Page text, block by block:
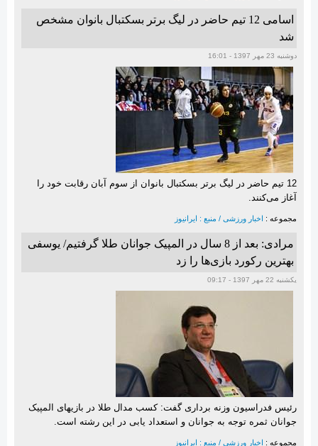
اسامی 12 تیم حاضر در لیگ برتر بسکتبال بانوان مشخص
شد
دوشنبه 23 مهر 1397 - 16:01
12 تیم حاضر در لیگ برتر بسکتبال بانوان از سوم آبان رقابت خود را
آغاز می‌کنند.
مجموعه : اخبار ورزشی / منبع : ایرانیوز
مرادی: بعد از 8 سال در المپیک جوانان طلا گرفتیم/ یوسفی
بهترین رکورد بازی‌ها را زد
یکشنبه 22 مهر 1397 - 09:17
رئیس فدراسیون وزنه برداری گفت: کسب مدال طلا در بازیهای المپیک
جوانان ثمره توجه به جوانان و استعداد یابی در این رشته است.
مجموعه : اخبار ورزشی / منبع : ایرانیوز